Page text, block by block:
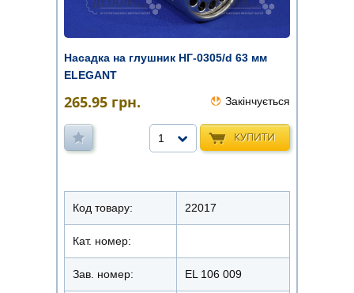
Насадка на глушник НГ-0305/d 63 мм
ELEGANT
265.95 грн. Закінчується
КУПИТИ
1
Код товару: 22017
Кат. номер:
Зав. номер: EL 106 009